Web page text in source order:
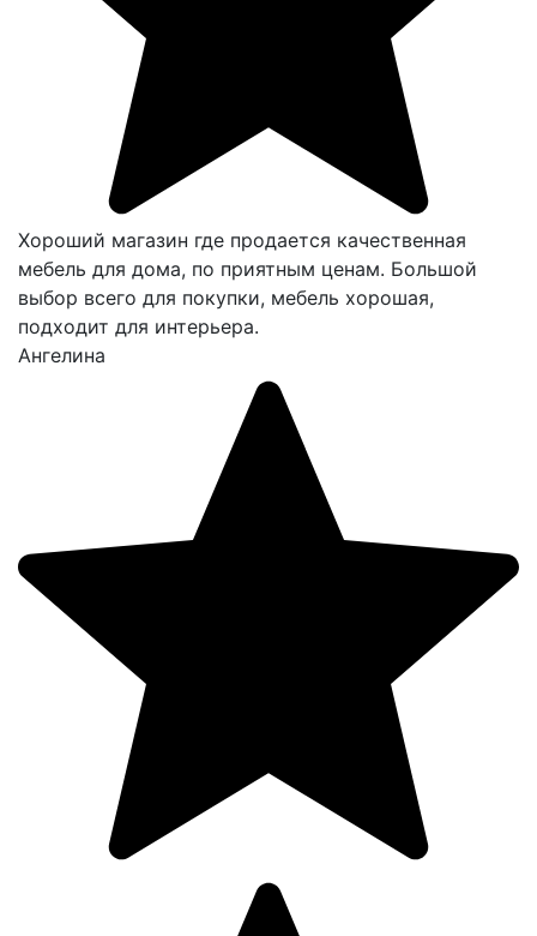
Хороший магазин где продается качественная
мебель для дома, по приятным ценам. Большой
выбор всего для покупки, мебель хорошая,
подходит для интерьера.
Ангелина